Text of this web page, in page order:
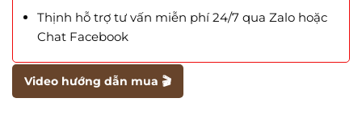
Thịnh hỗ trợ tư vấn miễn phí 24/7 qua Zalo hoặc
Chat Facebook
Video hướng dẫn mua 🎬